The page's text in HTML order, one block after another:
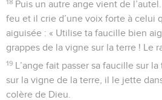
18 Puis un autre ange vient de
feu et il crie d’une voix forte à celui
aiguisée : « Utilise ta faucille bien
grappes de la vigne sur la terre ! Le
19 L’ange fait passer sa faucille sur
sur la vigne de la terre, il le jette
colère de Dieu.